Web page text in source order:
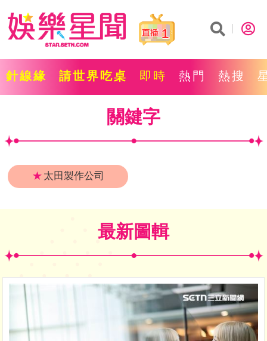
1
針線緣 請世界吃桌 即時 熱門 熱搜
關鍵字
★ 太田製作公司
最新圖輯